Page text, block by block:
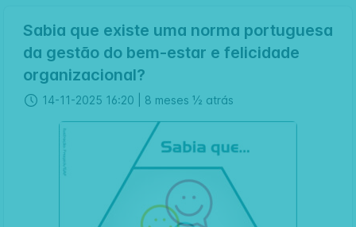
Sabia que existe uma norma portuguesa
da gestão do bem-estar e felicidade
organizacional?
14-11-2025 16:20 | 8 meses ½ atrás